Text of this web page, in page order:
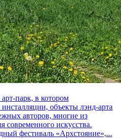
парк, в котором
объекты лэнд-арта
авторов, многие из
современного искусства.
фестиваль «Архстояние»,...